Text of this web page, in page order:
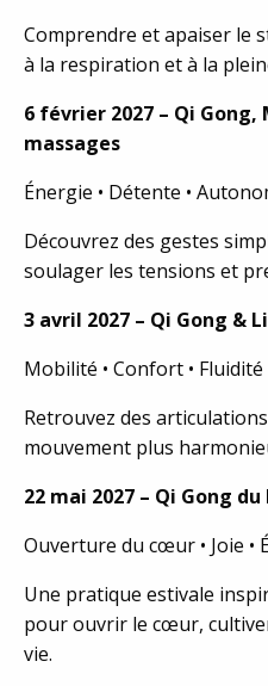
Comprendre et apaiser le
à la respiration et à la
6 février 2027 – Qi Gong,
massages
Énergie • Détente •
Découvrez des gestes
soulager les tensions et
3 avril 2027 – Qi Gong &
Mobilité • Confort •
Retrouvez des
mouvement plus
22 mai 2027 – Qi Gong
Ouverture du cœur • Joie •
Une pratique estivale
pour ouvrir le cœur,
vie.